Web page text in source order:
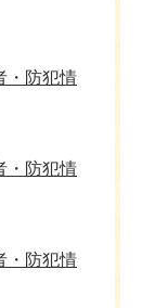
・防犯情
・防犯情
・防犯情